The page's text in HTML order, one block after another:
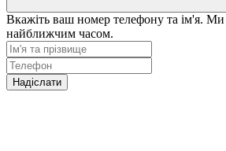
Вкажіть ваш номер телефону та ім'я.
найближчим часом.
Надіслати